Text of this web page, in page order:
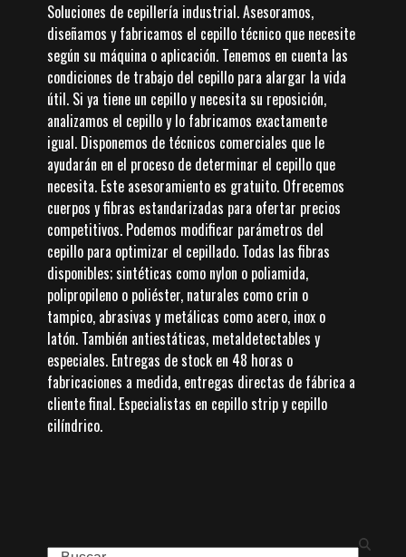
Soluciones de cepillería industrial. Asesoramos,
diseñamos y fabricamos el cepillo técnico que necesite
según su máquina o aplicación. Tenemos en cuenta las
condiciones de trabajo del cepillo para alargar la vida
útil. Si ya tiene un cepillo y necesita su reposición,
analizamos el cepillo y lo fabricamos exactamente
igual. Disponemos de técnicos comerciales que le
ayudarán en el proceso de determinar el cepillo que
necesita. Este asesoramiento es gratuito. Ofrecemos
cuerpos y fibras estandarizadas para ofertar precios
competitivos. Podemos modificar parámetros del
cepillo para optimizar el cepillado. Todas las fibras
disponibles; sintéticas como nylon o poliamida,
polipropileno o poliéster, naturales como crin o
tampico, abrasivas y metálicas como acero, inox o
latón. También antiestáticas, metaldetectables y
especiales. Entregas de stock en 48 horas o
fabricaciones a medida, entregas directas de fábrica a
cliente final. Especialistas en cepillo strip y cepillo
cilíndrico.